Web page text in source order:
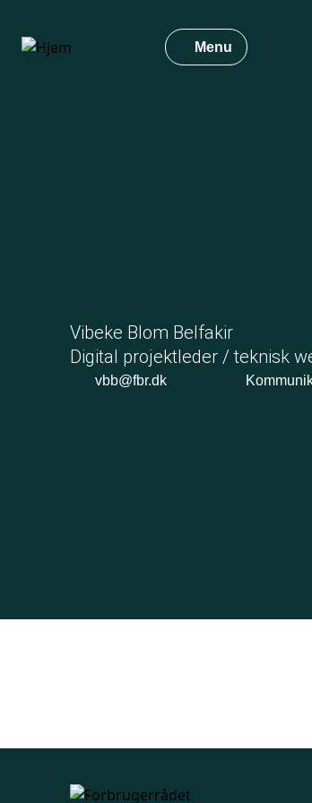
hovedindhold
Menu
Vibeke Blom Belfakir
Digital projektleder / teknisk
vbb@fbr.dk